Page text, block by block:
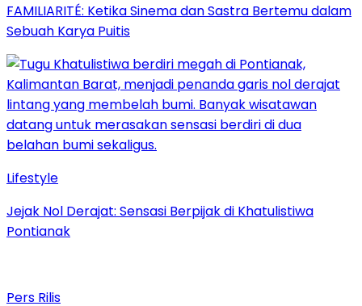
FAMILIARITÉ: Ketika Sinema dan Sastra Bertemu dalam
Sebuah Karya Puitis
Lifestyle
Jejak Nol Derajat: Sensasi Berpijak di Khatulistiwa
Pontianak
Pers Rilis